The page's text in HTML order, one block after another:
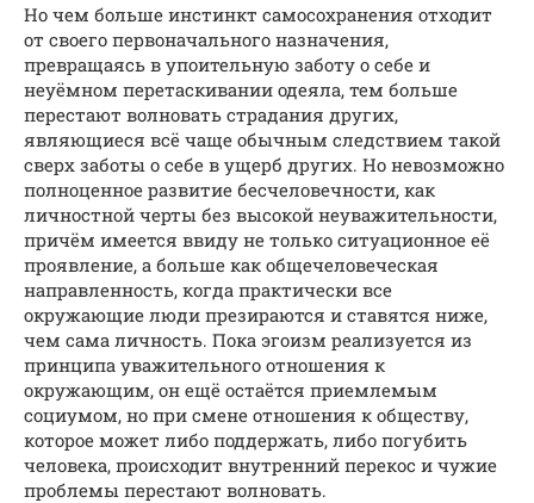
Но чем больше инстинкт самосохранения отходит
от своего первоначального назначения,
превращаясь в упоительную заботу о себе и
неуёмном перетаскивании одеяла, тем больше
перестают волновать страдания других,
являющиеся всё чаще обычным следствием такой
сверх заботы о себе в ущерб других. Но невозможно
полноценное развитие бесчеловечности, как
личностной черты без высокой неуважительности,
причём имеется ввиду не только ситуационное её
проявление, а больше как общечеловеческая
направленность, когда практически все
окружающие люди презираются и ставятся ниже,
чем сама личность. Пока эгоизм реализуется из
принципа уважительного отношения к
окружающим, он ещё остаётся приемлемым
социумом, но при смене отношения к обществу,
которое может либо поддержать, либо погубить
человека, происходит внутренний перекос и чужие
проблемы перестают волновать.